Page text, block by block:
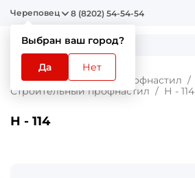
Череповец
Выбран ваш город?
Да Нет
8 (8202) 54-54-54
Главная Каталог
Профнастил
Строительный профнастил
Н - 114
Н - 114